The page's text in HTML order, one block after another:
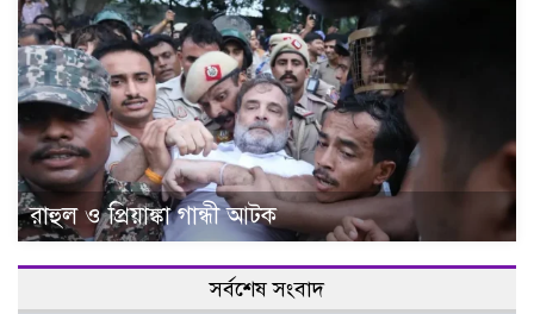
রাহুল ও প্রিয়াঙ্কা গান্ধী আটক
সর্বশেষ সংবাদ